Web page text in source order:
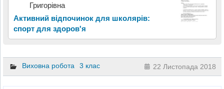
Григорівна
Активний відпочинок для школярів:
спорт для здоров'я
Виховна робота 3 клас 22 Листопада 2018